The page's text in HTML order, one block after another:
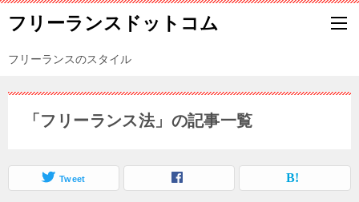
フリーランスドットコム
フリーランスのスタイル
「フリーランス法」の記事一覧
Tweet